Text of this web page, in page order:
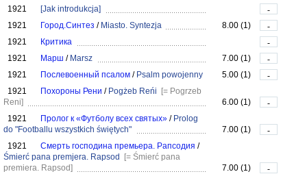
1921
[Jak introdukcja]
-
1921
Город.Синтез / Miasto. Syntezja 8.00 (1)
-
1921
Критика
-
1921
Марш / Marsz 7.00 (1)
-
1921
Послевоенный псалом / Psalm powojenny 5.00 (1)
-
1921
Похороны Рени / Pogżeb Reńi
[= Pogrzeb
Reni]
6.00 (1)
-
1921
Пролог к «Футболу всех святых» / Prolog
do "Footballu wszystkich świętych"
7.00 (1)
-
1921
Смерть господина премьера. Рапсодия /
Śmierć pana premjera. Rapsod
[= Śmierć pana
premiera. Rapsod]
7.00 (1)
-